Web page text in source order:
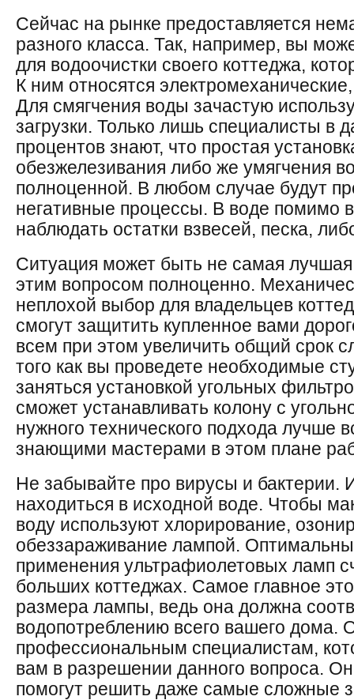
Сейчас на рынке предоставляется
разного класса. Так, например, вы
для водоочистки своего коттеджа,
К ним относятся
Для смягчения воды зачастую
загрузки. Только лишь специалисты в
процентов знают, что простая
обезжелезивания либо же умягчения
полноценной. В любом случае будут
негативные процессы. В воде помимо
наблюдать остатки взвесей, песка,
Ситуация может быть не самая
этим вопросом полноценно.
неплохой выбор для владельцев
смогут защитить купленное вами
всем при этом увеличить общий срок
того как вы проведете необходимые
заняться установкой угольных
сможет устанавливать колону с
нужного технического подхода лучше
знающими мастерами в этом плане
Не забывайте про вирусы и бактерии.
находиться в исходной воде. Чтобы
воду используют хлорирование,
обеззараживание лампой.
применения ультрафиолетовых ламп
больших коттеджах. Самое главное
размера лампы, ведь она должна
водопотреблению всего вашего дома.
профессиональным специалистам,
вам в разрешении данного вопроса.
помогут решить даже самые сложные